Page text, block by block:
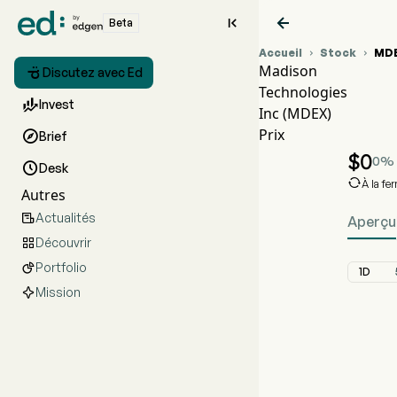
Beta 
 Discutez avec Ed
Invest
Brief
Desk
Autres
Actualités
Découvrir
Portfolio
Mission

Accueil  Stock 
Madison
Technologies
Inc (MDEX)
Prix
$00%
À la
Aperçu
1D